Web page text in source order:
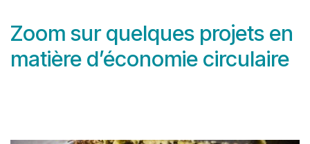
Zoom sur quelques projets en
matière d’économie circulaire